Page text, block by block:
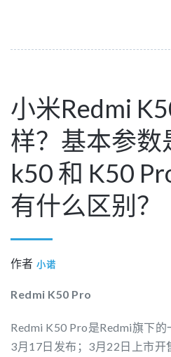
小米Redmi
样？基本参数
k50 和 K50
有什么区别？
作者 小诺
Redmi K50 Pro
Redmi K50 Pro是Redmi旗下
3月17日发布；3月22日上市开